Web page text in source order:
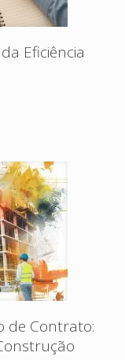
Eficiência
de Contrato: